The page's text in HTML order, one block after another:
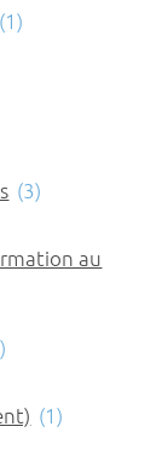
(1)
(3)
au
(1)